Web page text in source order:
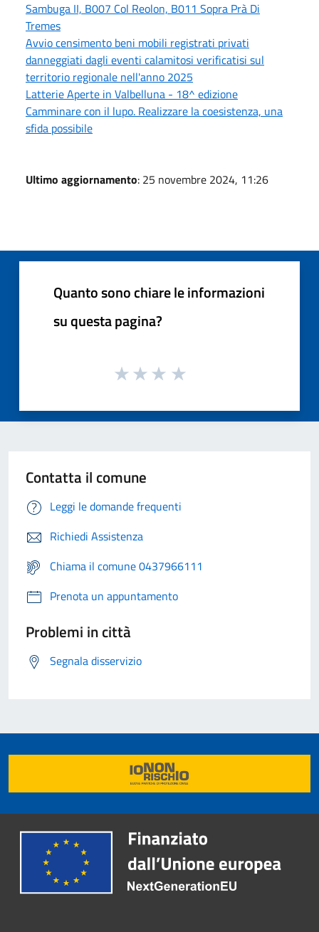
Sambuga II, B007 Col Reolon, B011 Sopra Prà Di
Tremes
Avvio censimento beni mobili registrati privati
danneggiati dagli eventi calamitosi verificatisi sul
territorio regionale nell'anno 2025
Latterie Aperte in Valbelluna - 18^ edizione
Camminare con il lupo. Realizzare la coesistenza, una
sfida possibile
Ultimo aggiornamento: 25 novembre 2024, 11:26
Quanto sono chiare le informazioni
su questa pagina?
Contatta il comune
Leggi le domande frequenti
Richiedi Assistenza
Chiama il comune 0437966111
Prenota un appuntamento
Problemi in città
Segnala disservizio